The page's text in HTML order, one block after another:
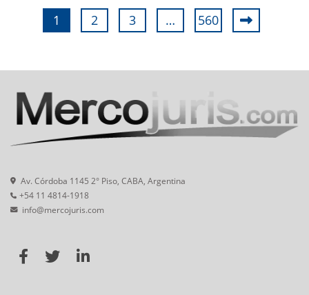
1 2 3 … 560
Av. Córdoba 1145 2° Piso, CABA, Argentina
+54 11 4814-1918
info@mercojuris.com